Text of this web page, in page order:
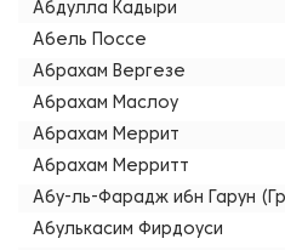
Абдулла Кадыри
Абель Поссе
Абрахам Вергезе
Абрахам Маслоу
Абрахам Меррит
Абрахам Мерритт
Абу-ль-Фарадж ибн Гарун
Абулькасим Фирдоуси